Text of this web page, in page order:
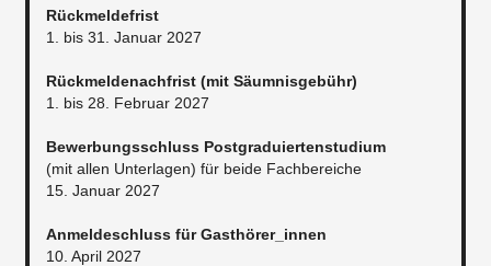
Rückmeldefrist
1. bis 31. Januar 2027
Rückmeldenachfrist (mit Säumnisgebühr)
1. bis 28. Februar 2027
Bewerbungsschluss Postgraduiertenstudium
(mit allen Unterlagen) für beide Fachbereiche
15. Januar 2027
Anmeldeschluss für Gasthörer_innen
10. April 2027